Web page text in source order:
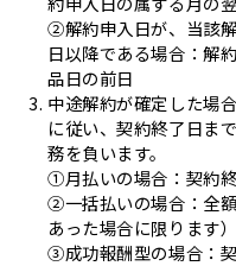
②解約申入日が、当該
日以降である場合：解
品日の前日
中途解約が確定した場
に従い、契約終了日ま
務を負います。
①月払いの場合：契約
②一括払いの場合：全
あった場合に限ります）
③成功報酬型の場合：